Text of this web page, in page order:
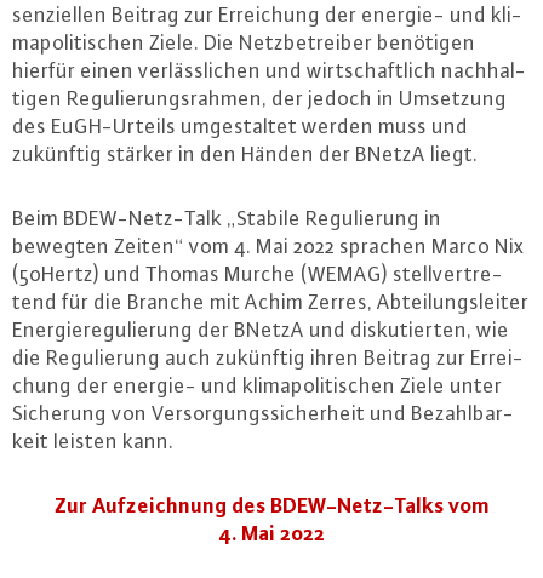
sen­zi­el­len Beitrag zur Er­rei­chung der energie- und kli­
ma­po­li­ti­schen Ziele. Die Netz­be­trei­ber benötigen
hierfür einen ver­läss­li­chen und wirt­schaft­lich nach­hal­
ti­gen Re­gu­lie­rungs­rah­men, der jedoch in Umsetzung
des EuGH-Ur­teils um­ge­stal­tet werden muss und
zukünftig stärker in den Händen der BNetzA liegt.
Beim BDEW-Netz-Talk „Stabile Re­gu­lie­rung in
bewegten Zeiten“ vom 4. Mai 2022 sprachen Marco Nix
(50Hertz) und Thomas Murche (WEMAG) stell­ver­tre­
tend für die Branche mit Achim Zerres, Ab­tei­lungs­lei­ter
En­er­gie­re­gu­lie­rung der BNetzA und dis­ku­tier­ten, wie
die Re­gu­lie­rung auch zukünftig ihren Beitrag zur Er­rei­
chung der energie- und kli­ma­po­li­ti­schen Ziele unter
Sicherung von Ver­sor­gungs­si­cher­heit und Be­zahl­bar­
keit leisten kann.
Zur Auf­zeich­nung des BDEW-Netz-Talks vom
4. Mai 2022